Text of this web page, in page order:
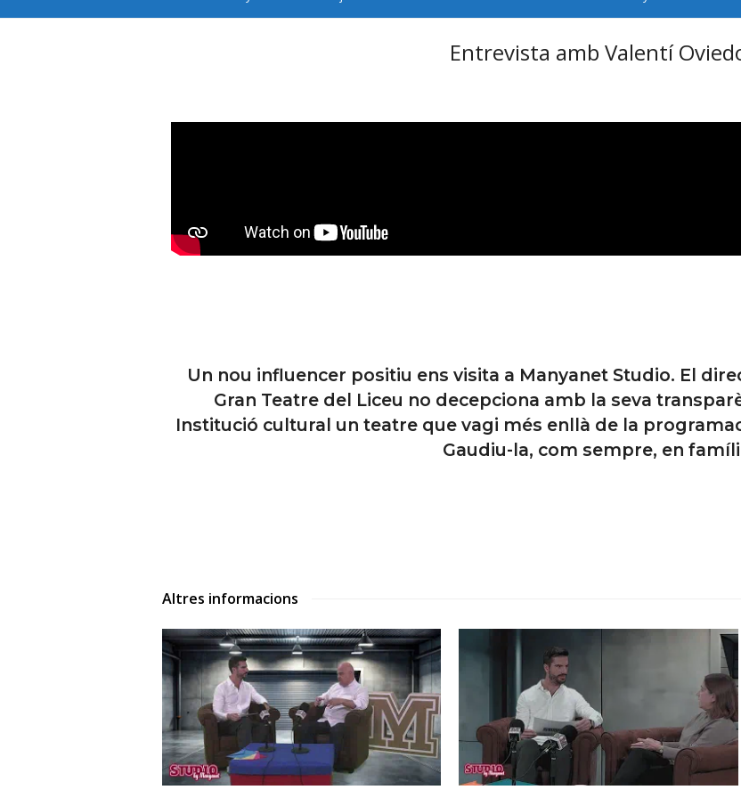
Entrevista amb Valentí
Un nou influencer positiu ens visita a Manyanet Studio. El
Gran Teatre del Liceu no decepciona amb la seva
Institució cultural un teatre que vagi més enllà de la
Gaudiu-la, com sempre, en
Altres informacions